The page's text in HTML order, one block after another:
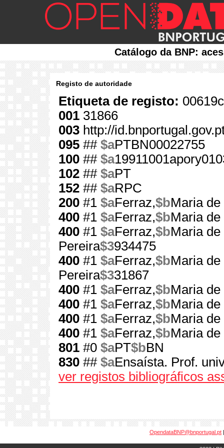
Catálogo da BNP:
Registo de autoridade
Etiqueta de registo:
001 31866
003 http://
095 ## $aPTBN00022755
100 ## $a
102 ## $aPT
152 ## $aRPC
200 #1 $aFerraz,$bMaria
400 #1 $aFerraz,$bMaria
400 #1 $aFerraz,$bMaria
Pereira$3934475
400 #1 $aFerraz,$bMaria
Pereira$331867
400 #1 $aFerraz,$bMaria
400 #1 $aFerraz,$bMaria
400 #1 $aFerraz,$bMaria
400 #1 $aFerraz,$bMaria
801 #0 $aPT$bBN
830 ## $aEnsaísta. Prof.
ver registos bibliográficos
OpendataBNP@bnportugal.pt